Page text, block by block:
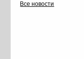
Все новости